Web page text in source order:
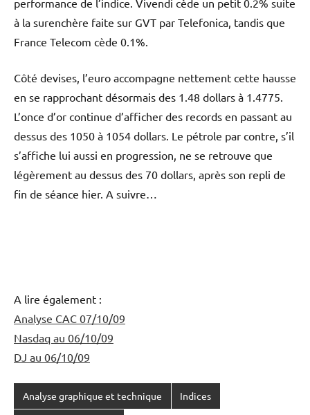
à la surenchère faite sur GVT par Telefonica, tandis que
France Telecom cède 0.1%.
Côté devises, l’euro accompagne nettement cette hausse
en se rapprochant désormais des 1.48 dollars à 1.4775.
L’once d’or continue d’afficher des records en passant au
dessus des 1050 à 1054 dollars. Le pétrole par contre, s’il
s’affiche lui aussi en progression, ne se retrouve que
légèrement au dessus des 70 dollars, après son repli de
fin de séance hier. A suivre…
A lire également :
Analyse CAC 07/10/09
Nasdaq au 06/10/09
DJ au 06/10/09
Analyse graphique et technique Indices